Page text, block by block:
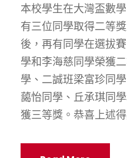
本校學生在大灣盃數
有三位同學取得二等
後，再有同學在選拔
學和李海慈同學榮獲
學、二誠班梁富珍同
藹怡同學、丘承琪同
獲三等獎。恭喜上述得